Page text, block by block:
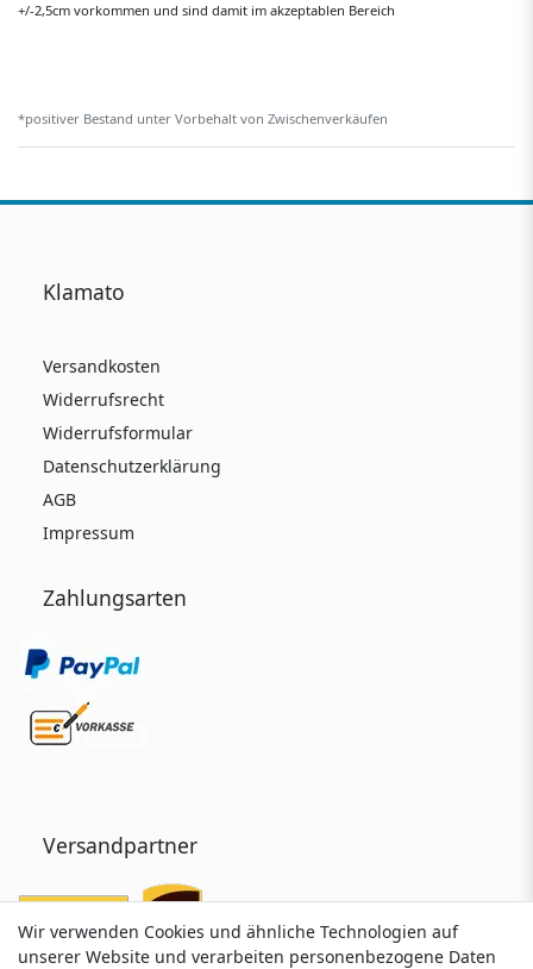
+/-2,5cm vorkommen und sind damit im akzeptablen Bereich
*positiver Bestand unter Vorbehalt von Zwischenverkäufen
Klamato
Versandkosten
Widerrufsrecht
Widerrufsformular
Datenschutzerklärung
AGB
Impressum
Zahlungsarten
Versandpartner
Wir verwenden Cookies und ähnliche Technologien auf
unserer Website und verarbeiten personenbezogene Daten
Wir verwenden Cookies und ähnliche Technologien auf
unserer Website und verarbeiten personenbezogene Daten